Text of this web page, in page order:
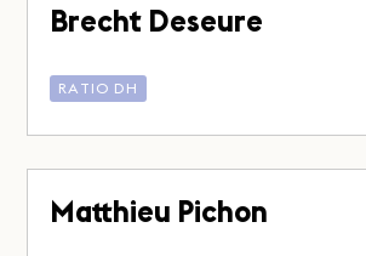
Brecht Deseure
RATIO DH
Matthieu Pichon